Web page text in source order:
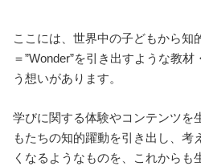
ここには、世界中の子どもから知
＝”Wonder”を引き出すような教
う想いがあります。
学びに関する体験やコンテンツを
もたちの知的躍動を引き出し、考
くなるようなものを、これからも